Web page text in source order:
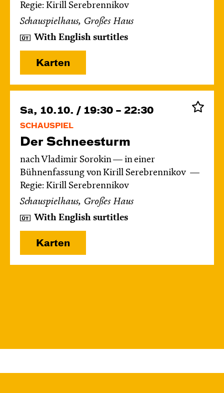
Regie: Kirill Serebrennikov
Schauspielhaus, Großes Haus
With English surtitles
Karten
Sa, 10.10. / 19:30 – 22:30
SCHAUSPIEL
Der Schnee­sturm
nach Vladimir Sorokin — in einer
Bühnenfassung von Kirill Serebrennikov
Regie: Kirill Serebrennikov
Schauspielhaus, Großes Haus
With English surtitles
Karten